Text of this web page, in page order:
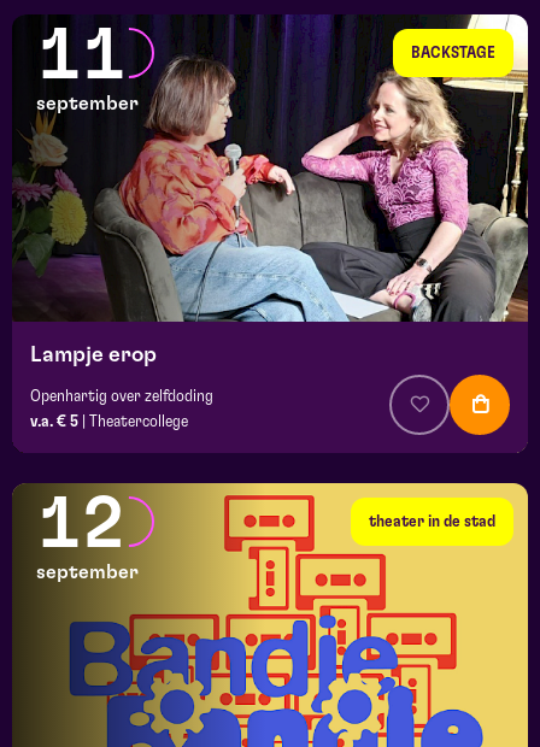
BACKSTAGE
11
september
Lampje erop
Openhartig over zelfdoding
v.a. € 5
Theatercollege
theater in de stad
12
september